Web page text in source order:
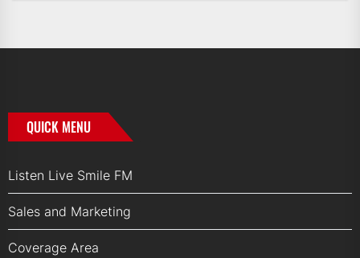
QUICK MENU
Listen Live Smile FM
Sales and Marketing
Coverage Area